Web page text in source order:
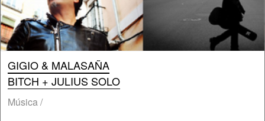
GIGIO & MALASAÑA
BITCH + JULIUS SOLO
Música /